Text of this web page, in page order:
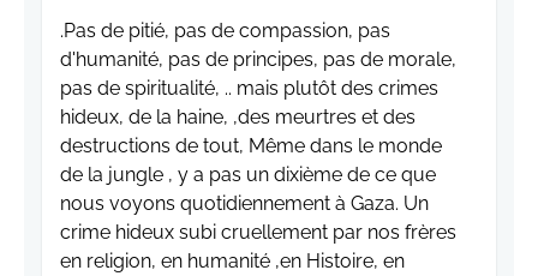
.Pas de pitié, pas de compassion, pas
d'humanité, pas de principes, pas de morale,
pas de spiritualité, .. mais plutôt des crimes
hideux, de la haine, ,des meurtres et des
destructions de tout, Même dans le monde
de la jungle , y a pas un dixième de ce que
nous voyons quotidiennement à Gaza. Un
crime hideux subi cruellement par nos frères
en religion, en humanité ,en Histoire, en